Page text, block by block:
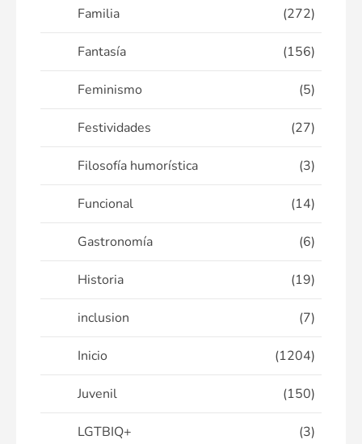
Familia (272)
Fantasía (156)
Feminismo (5)
Festividades (27)
Filosofía humorística (3)
Funcional (14)
Gastronomía (6)
Historia (19)
inclusion (7)
Inicio (1204)
Juvenil (150)
LGTBIQ+ (3)